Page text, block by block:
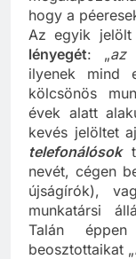
hogy a
Az egyik
lényegét: „az
ilyenek mind
kölcsönös
évek alatt
kevés jelöltet
telefonálósok
nevét, cégen
újságírók),
munkatársi
Talán
beosztottaikat „